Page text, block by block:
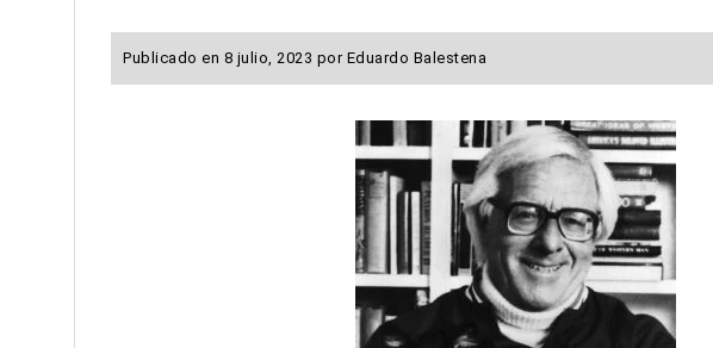
Publicado en 8 julio, 2023 por Eduardo Balestena